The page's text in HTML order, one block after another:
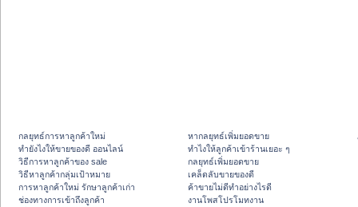
กลยุทธ์การหาลูกค้าใหม่
ทํายังไงให้ขายของดี ออนไลน์
วิธีการหาลูกค้าของ sale
วิธีหาลูกค้ากลุ่มเป้าหมาย
การหาลูกค้าใหม่ รักษาลูกค้าเก่า
ช่องทางการเข้าถึงลูกค้า
หากลยุทธ์เพิ่มยอดขาย
ทําไงให้ลูกค้าเข้าร้านเยอะ ๆ
กลยุทธ์เพิ่มยอดขาย
เคล็ดลับขายของดี
ค้าขายไม่ดีทำอย่างไรดี
งานโพสโปรโมทงาน